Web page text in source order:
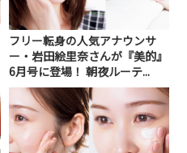
フリー転身の人気アナウンサ
ー・岩田絵里奈さんが『美的』
6月号に登場！ 朝夜ルーテ...